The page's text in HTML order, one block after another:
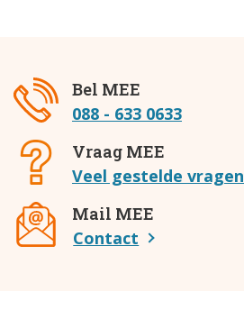
Bel MEE
088 - 633 0633
Vraag MEE
Veel gestelde vragen
Mail MEE
Contact